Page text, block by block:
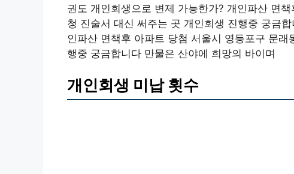
권도 개인회생으로 변제 가능한가? 개인파산 면
청 진술서 대신 써주는 곳 개인회생 진행중 궁금
인파산 면책후 아파트 당첨 서울시 영등포구 문
행중 궁금합니다 만물은 산야에 희망의 바이며
개인회생 미납 횟수